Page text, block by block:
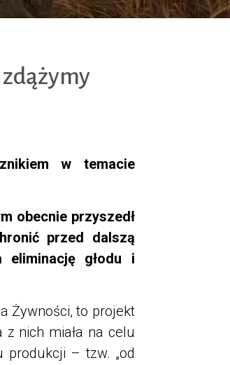
w temacie
obecnie przyszedł
przed dalszą
eliminację głodu i
Żywności, to projekt
z nich miała na celu
produkcji – tzw. „od